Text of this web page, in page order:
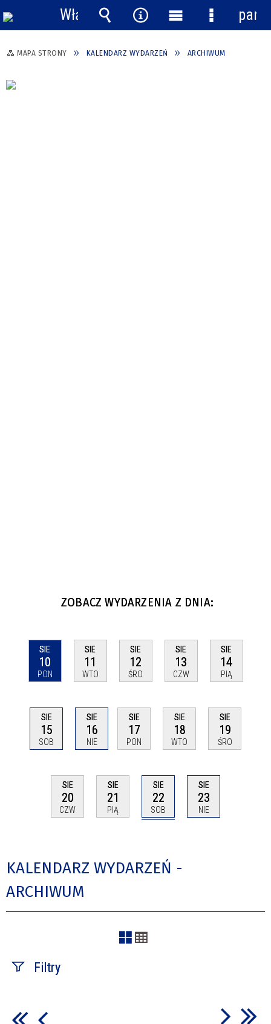
MAPA STRONY KALENDARZ WYDARZEŃ ARCHIWUM
ZOBACZ WYDARZENIA Z DNIA:
SIE
10
PON
SIE
11
WTO
SIE
12
ŚRO
SIE
13
CZW
SIE
14
PIĄ
SIE
15
SOB
SIE
16
NIE
SIE
17
PON
SIE
18
WTO
SIE
19
ŚRO
SIE
20
CZW
SIE
21
PIĄ
SIE
22
SOB
SIE
23
NIE
KALENDARZ WYDARZEŃ -
ARCHIWUM
Filtry
Włącz
powiadomienia
Wyszukiwarka
Narzędzia
Menu
główne
Menu
panel